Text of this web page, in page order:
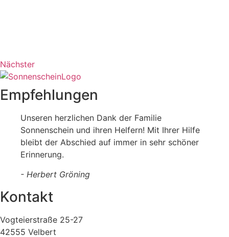
Nächster
Empfehlungen
Unseren herzlichen Dank der Familie
Sonnenschein und ihren Helfern! Mit Ihrer Hilfe
bleibt der Abschied auf immer in sehr schöner
Erinnerung.
- Herbert Gröning
Kontakt
Vogteierstraße 25-27
42555 Velbert